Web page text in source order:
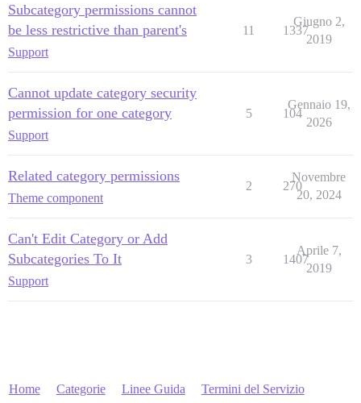
Subcategory permissions cannot
be less restrictive than parent's
Support
11 1337
Giugno 2,
2019
Cannot update category security
permission for one category
Support
5 104
Gennaio 19,
2026
Related category permissions
Theme component
2 270
Novembre
20, 2024
Can't Edit Category or Add
Subcategories To It
Support
3 1407
Aprile 7,
2019
Home Categorie Linee Guida Termini del Servizio